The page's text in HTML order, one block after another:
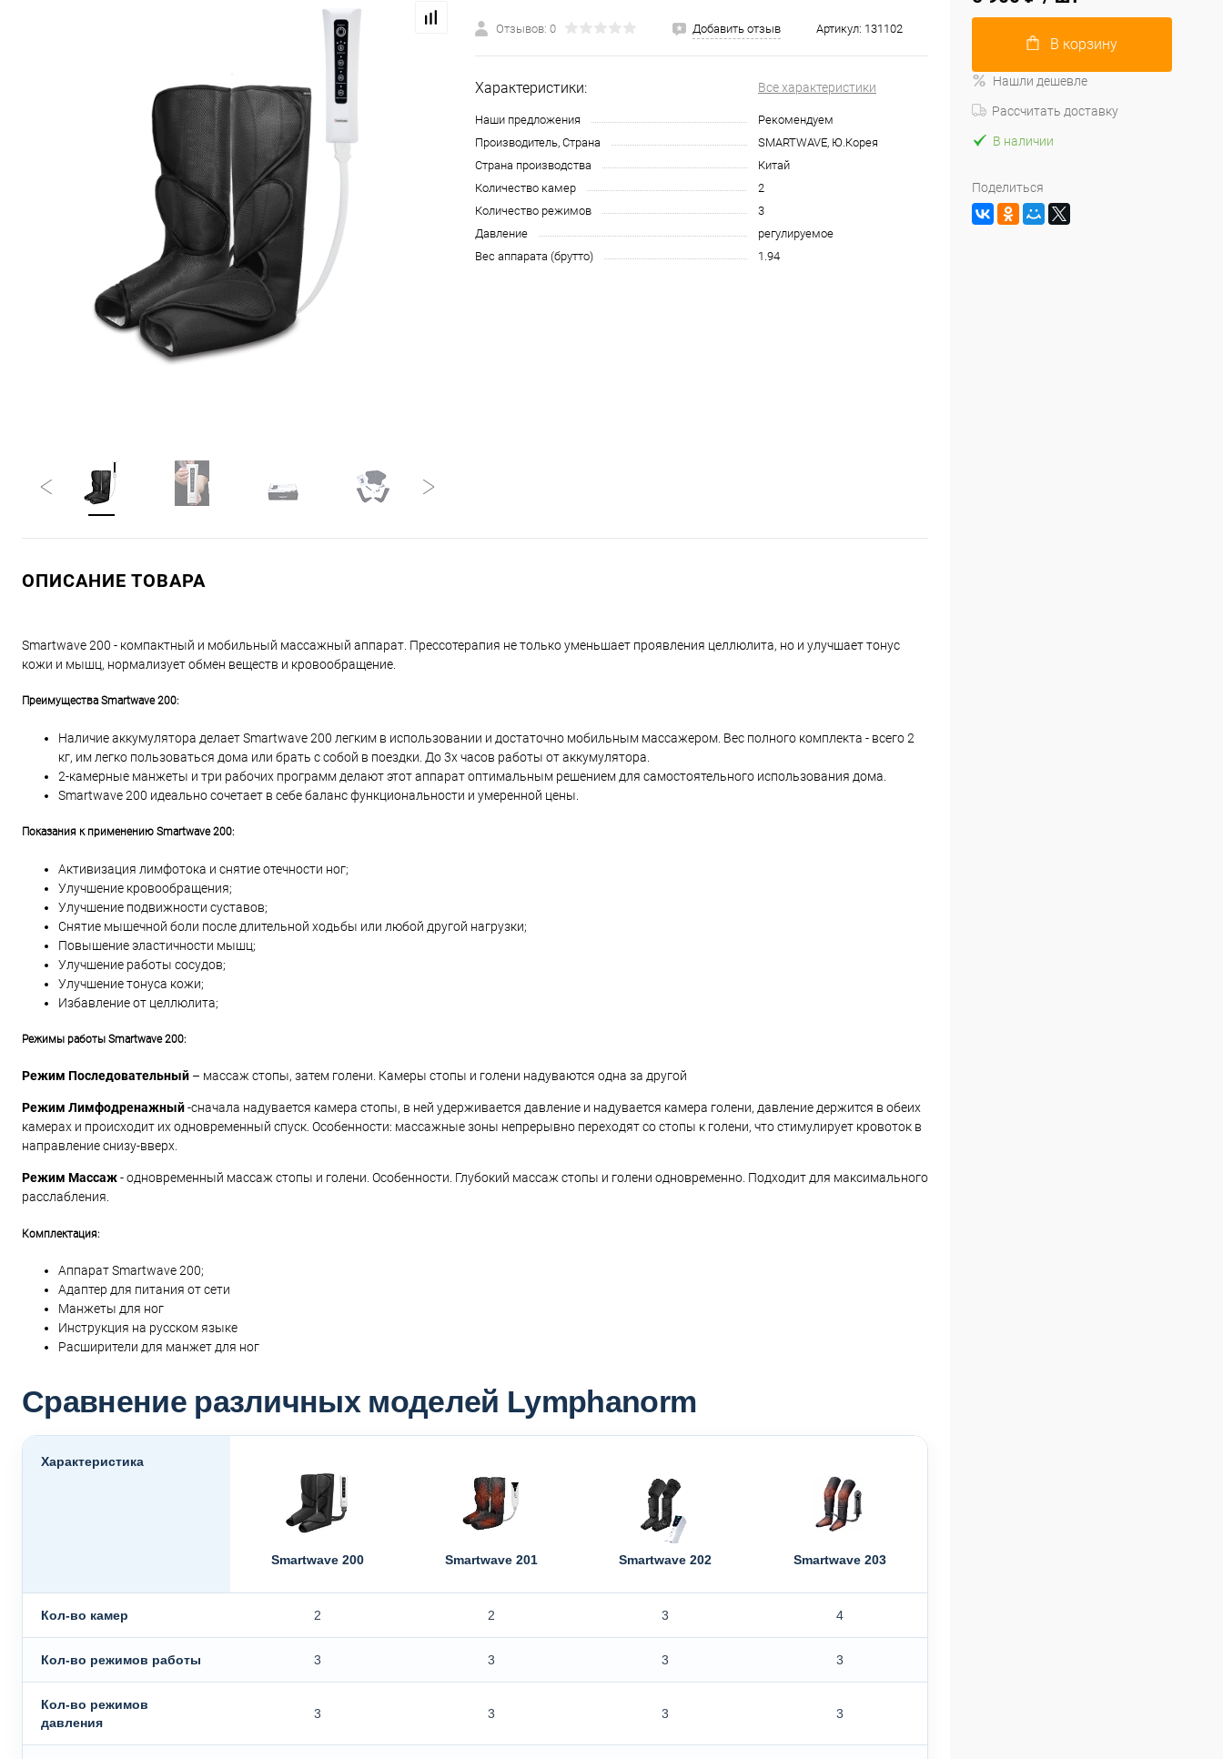
Отзывов: 0 Добавить отзыв Артикул: 131102
Характеристики: Все характеристики
Наши предложения
Рекомендуем
Производитель, Страна
SMARTWAVE, Ю.Корея
Страна производства
Китай
Количество камер
2
Количество режимов
3
Давление
регулируемое
Вес аппарата (брутто)
1.94
ОПИСАНИЕ ТОВАРА
Smartwave 200 - компактный и мобильный массажный аппарат. Прессотерапия не только уменьшает проявления целлюлита, но и улучшает тонус
кожи и мышц, нормализует обмен веществ и кровообращение.
Преимущества Smartwave 200:
Наличие аккумулятора делает Smartwave 200 легким в использовании и достаточно мобильным массажером. Вес полного комплекта - всего 2
кг, им легко пользоваться дома или брать с собой в поездки. До 3х часов работы от аккумулятора.
2-камерные манжеты и три рабочих программ делают этот аппарат оптимальным решением для самостоятельного использования дома.
Smartwave 200 идеально сочетает в себе баланс функциональности и умеренной цены.
Показания к применению Smartwave 200:
Активизация лимфотока и снятие отечности ног;
Улучшение кровообращения;
Улучшение подвижности суставов;
Снятие мышечной боли после длительной ходьбы или любой другой нагрузки;
Повышение эластичности мышц;
Улучшение работы сосудов;
Улучшение тонуса кожи;
Избавление от целлюлита;
Режимы работы Smartwave 200:
Режим Последовательный – массаж стопы, затем голени. Камеры стопы и голени надуваются одна за другой
Режим Лимфодренажный-сначала надувается камера стопы, в ней удерживается давление и надувается камера голени, давление держится в обеих
камерах и происходит их одновременный спуск. Особенности: массажные зоны непрерывно переходят со стопы к голени, что стимулирует кровоток в
направление снизу-вверх.
Режим Массаж- одновременный массаж стопы и голени. Особенности. Глубокий массаж стопы и голени одновременно. Подходит для максимального
расслабления.
Комплектация:
Аппарат Smartwave 200;
Адаптер для питания от сети
Манжеты для ног
Инструкция на русском языке
Расширители для манжет для ног
Сравнение различных моделей Lymphanorm
Характеристика
Smartwave 200 Smartwave 201 Smartwave 202 Smartwave 203
Кол-во камер 2 2 3 4
Кол-во режимов работы 3 3 3 3
Кол-во режимов
давления
3 3 3 3
В корзину
Нашли дешевле
Рассчитать доставку
В наличии
Поделиться